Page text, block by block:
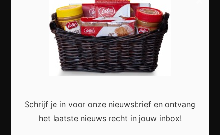
Slimme Digitalisering voor Kleine Bedrijven:
Meer Efficiëntie en Groei met Moderne
Technologie
Schrijf je in voor onze nieuwsbrief en ontvang
het laatste nieuws recht in jouw inbox!